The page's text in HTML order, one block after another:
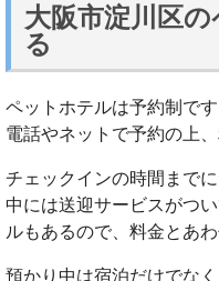
大阪市淀川区
る
ペットホテルは予約制です
電話やネットで予約の上、
チェックインの時間まで
中には送迎サービスがつ
ルもあるので、料金とあ
預かり中は宿泊だけでな